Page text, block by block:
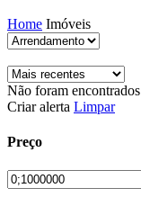
Home Imóveis
Não foram
Criar alerta Limpar
Preço